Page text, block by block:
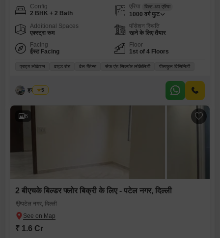
Config
2 BHK + 2 Bath
एरिया बिल्ट-अप एरिया
1000 वर्ग फुट
Additional Spaces
एक्स्ट्रा रूम
पॉसेशन स्थिति
रहने के लिए तैयार
Facing
ईस्ट Facing
Floor
1st of 4 Floors
प्राइम लोकेशन वाइड रोड वेल मेंटेन्ड सेफ़ एंड सिक्योर लोकैलिटी पीसफुल विसिनिटी
हर्जस सिंघ
5
6
2 बीएचके बिल्डर फ्लोर बिक्री के लिए - पटेल नगर, दिल्ली
पटेल नगर, दिल्ली
₹ 1.6 Cr